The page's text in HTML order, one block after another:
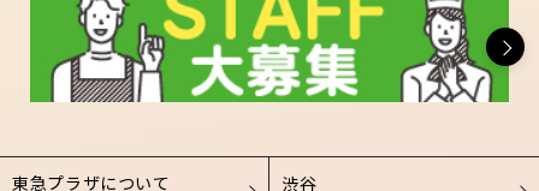
東急プラザについて 渋谷